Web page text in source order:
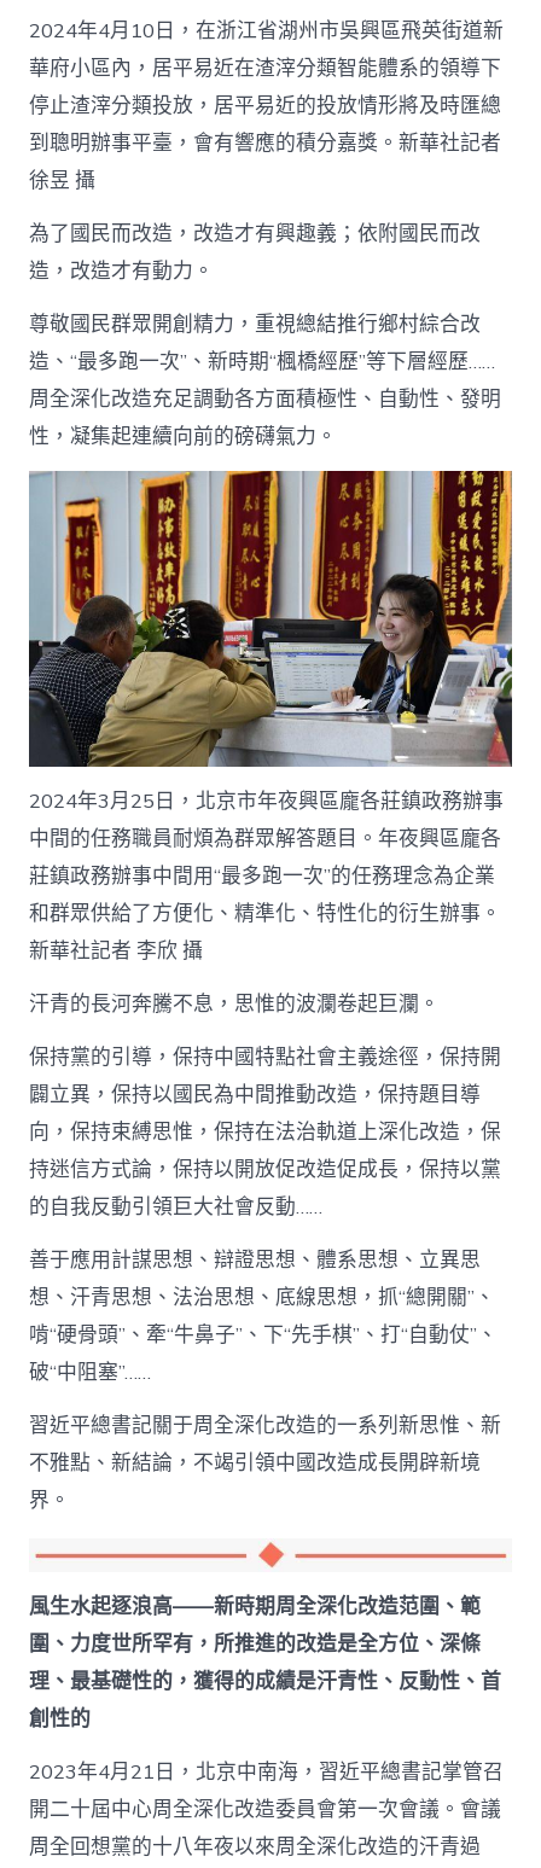
2024年4月10日，在浙江省湖州市吳興區飛英街道新
華府小區內，居平易近在渣滓分類智能體系的領導下
停止渣滓分類投放，居平易近的投放情形將及時匯總
到聰明辦事平臺，會有響應的積分嘉獎。新華社記者
徐昱 攝
為了國民而改造，改造才有興趣義；依附國民而改
造，改造才有動力。
尊敬國民群眾開創精力，重視總結推行鄉村綜合改
造、“最多跑一次”、新時期“楓橋經歷”等下層經歷……
周全深化改造充足調動各方面積極性、自動性、發明
性，凝集起連續向前的磅礴氣力。
2024年3月25日，北京市年夜興區龐各莊鎮政務辦事
中間的任務職員耐煩為群眾解答題目。年夜興區龐各
莊鎮政務辦事中間用“最多跑一次”的任務理念為企業
和群眾供給了方便化、精準化、特性化的衍生辦事。
新華社記者 李欣 攝
汗青的長河奔騰不息，思惟的波瀾卷起巨瀾。
保持黨的引導，保持中國特點社會主義途徑，保持開
闢立異，保持以國民為中間推動改造，保持題目導
向，保持束縛思惟，保持在法治軌道上深化改造，保
持迷信方式論，保持以開放促改造促成長，保持以黨
的自我反動引領巨大社會反動……
善于應用計謀思想、辯證思想、體系思想、立異思
想、汗青思想、法治思想、底線思想，抓“總開關”、
啃“硬骨頭”、牽“牛鼻子”、下“先手棋”、打“自動仗”、
破“中阻塞”……
習近平總書記關于周全深化改造的一系列新思惟、新
不雅點、新結論，不竭引領中國改造成長開辟新境
界。
風生水起逐浪高——新時期周全深化改造范圍、範
圍、力度世所罕有，所推進的改造是全方位、深條
理、最基礎性的，獲得的成績是汗青性、反動性、首
創性的
2023年4月21日，北京中南海，習近平總書記掌管召
開二十屆中心周全深化改造委員會第一次會議。會議
周全回想黨的十八年夜以來周全深化改造的汗青過